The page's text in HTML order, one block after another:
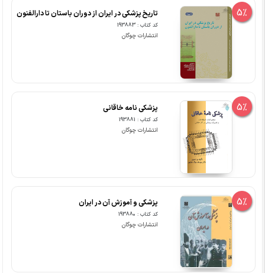
5% تاریخ پزشکی در ایران از دوران باستان تا دارالفنون
کد کتاب : 193883
انتشارات چوگان
5% پزشکی نامه خاقانی
کد کتاب : 193881
انتشارات چوگان
5% پزشکی و آموزش آن در ایران
کد کتاب : 193880
انتشارات چوگان